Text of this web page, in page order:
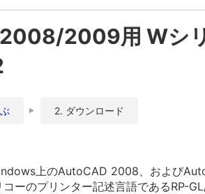
2009用 Wシ
2. ダウンロード
上のAutoCAD 2008、および
ーのプリンター記述言語であるRP-